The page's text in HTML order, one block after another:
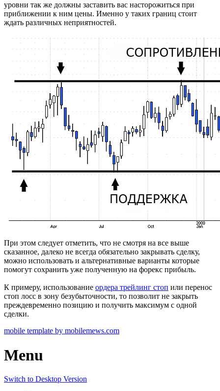
уровни так же должны заставить вас насторожиться при
приближении к ним цены. Именно у таких границ стоит
ждать различных неприятностей.
При этом следует отметить, что не смотря на все выше
сказанное, далеко не всегда обязательно закрывать сделку,
можно использовать и альтернативные варианты которые
помогут сохранить уже полученную на форекс прибыль.
К примеру, использование ордера трейлинг стоп или перенос
стоп лосс в зону безубыточности, то позволит не закрыть
преждевременно позицию и получить максимум с одной
сделки.
mobile template by mobilemews.com
Menu
Switch to Desktop Version